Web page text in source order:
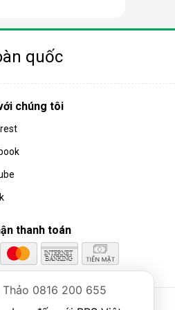
quốc
chúng tôi
thanh toán
Thảo 0816 200 655